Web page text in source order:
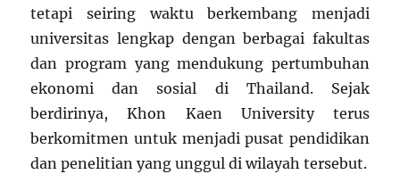
tetapi seiring waktu berkembang menjadi
universitas lengkap dengan berbagai fakultas
dan program yang mendukung pertumbuhan
ekonomi dan sosial di Thailand. Sejak
berdirinya, Khon Kaen University terus
berkomitmen untuk menjadi pusat pendidikan
dan penelitian yang unggul di wilayah tersebut.